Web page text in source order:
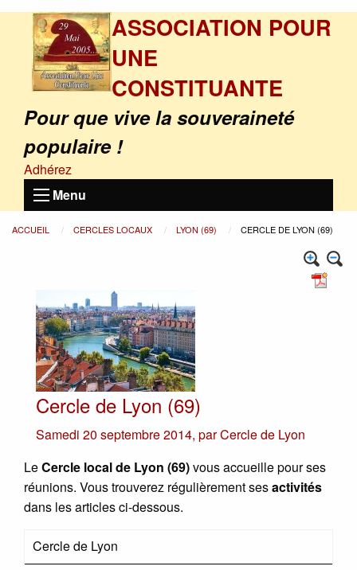
ASSOCIATION POUR
UNE
CONSTITUANTE
Pour que vive la souveraineté
populaire !
Adhérez
Menu
ACCUEIL CERCLES LOCAUX LYON (69) CERCLE DE LYON (69)
Cercle de Lyon (69)
Samedi 20 septembre 2014, parCercle de Lyon
LeCercle local de Lyon (69)vous accueille pour ses
réunions. Vous trouverez régulièrement sesactivités
dans les articles ci-dessous.
Cercle de Lyon